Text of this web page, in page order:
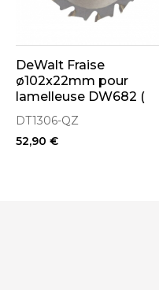
DeWalt Fraise
ø102x22mm pour
lamelleuse DW682 (
DT1306-QZ)
DT1306-QZ
52,90 €